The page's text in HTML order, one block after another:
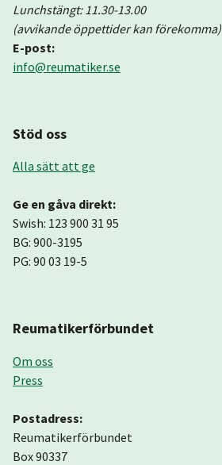
Lunchstängt: 11.30-13.00
(avvikande öppettider kan förekomma)
E-post:
info@reumatiker.se
Stöd oss
Alla sätt att ge
Ge en gåva direkt:
Swish: 123 900 31 95
BG: 900-3195
PG: 90 03 19-5
Reumatikerförbundet
Om oss
Press
Postadress:
Reumatikerförbundet
Box 90337